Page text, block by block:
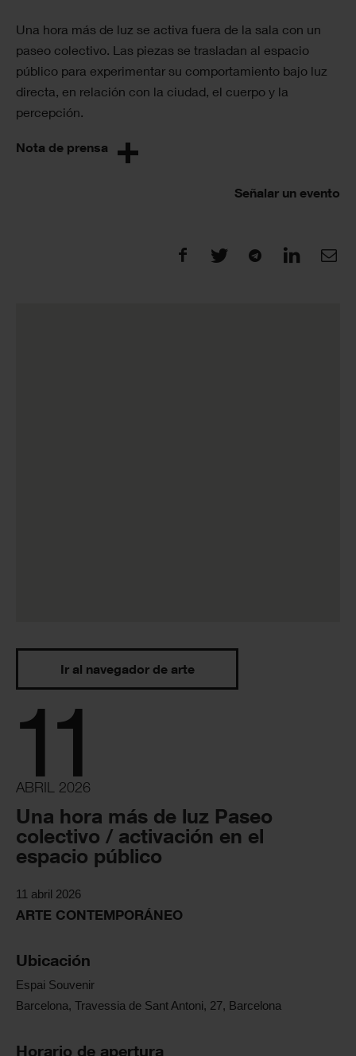
Una hora más de luz se activa fuera de la sala con un
paseo colectivo. Las piezas se trasladan al espacio
público para experimentar su comportamiento bajo luz
directa, en relación con la ciudad, el cuerpo y la
percepción.
Nota de prensa
Señalar un evento
Ir al navegador de arte
11
ABRIL 2026
Una hora más de luz Paseo
colectivo / activación en el
espacio público
11 abril 2026
ARTE CONTEMPORÁNEO
Ubicación
Espai Souvenir
Barcelona, Travessia de Sant Antoni, 27, Barcelona
Horario de apertura